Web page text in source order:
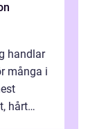
handlar
många i
hårt